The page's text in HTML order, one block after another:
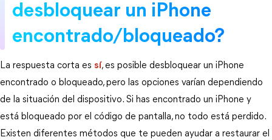
desbloquear un iPhone
encontrado/bloqueado?
La respuesta corta es sí, es posible desbloquear un iPhone
encontrado o bloqueado, pero las opciones varían dependiendo
de la situación del dispositivo. Si has encontrado un iPhone y
está bloqueado por el código de pantalla, no todo está perdido.
Existen diferentes métodos que te pueden ayudar a restaurar el